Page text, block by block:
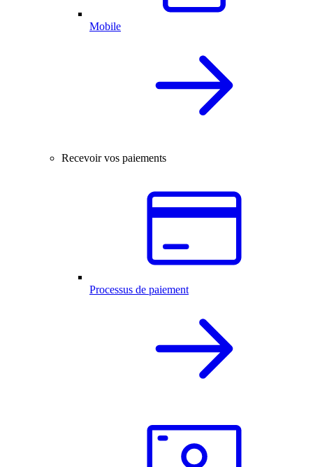
Mobile
Recevoir vos paiements
Processus de paiement